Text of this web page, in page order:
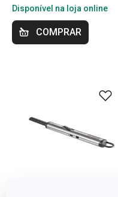
Disponível na loja online
COMPRAR